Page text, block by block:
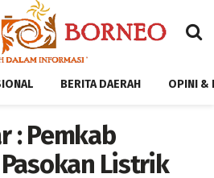
BERITA DAERAH OPINI &
: Pemkab
Listrik